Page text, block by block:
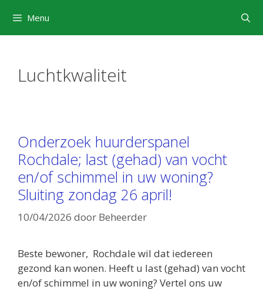
naar
de
Menu
Luchtkwaliteit
Onderzoek huurderspanel
Rochdale; last (gehad) van vocht
en/of schimmel in uw woning?
Sluiting zondag 26 april!
10/04/2026 door Beheerder
Beste bewoner, Rochdale wil dat iedereen
gezond kan wonen. Heeft u last (gehad) van vocht
en/of schimmel in uw woning? Vertel ons uw